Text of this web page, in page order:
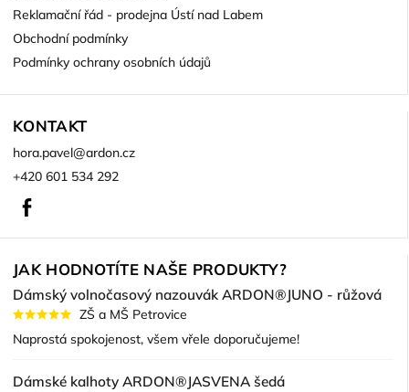
Reklamační řád - prodejna Ústí nad Labem
Obchodní podmínky
Podmínky ochrany osobních údajů
KONTAKT
hora.pavel@ardon.cz
+420 601 534 292
JAK HODNOTÍTE NAŠE PRODUKTY?
Dámský volnočasový nazouvák ARDON®JUNO - růžová
ZŠ a MŠ Petrovice
Naprostá spokojenost, všem vřele doporučujeme!
Dámské kalhoty ARDON®JASVENA šedá